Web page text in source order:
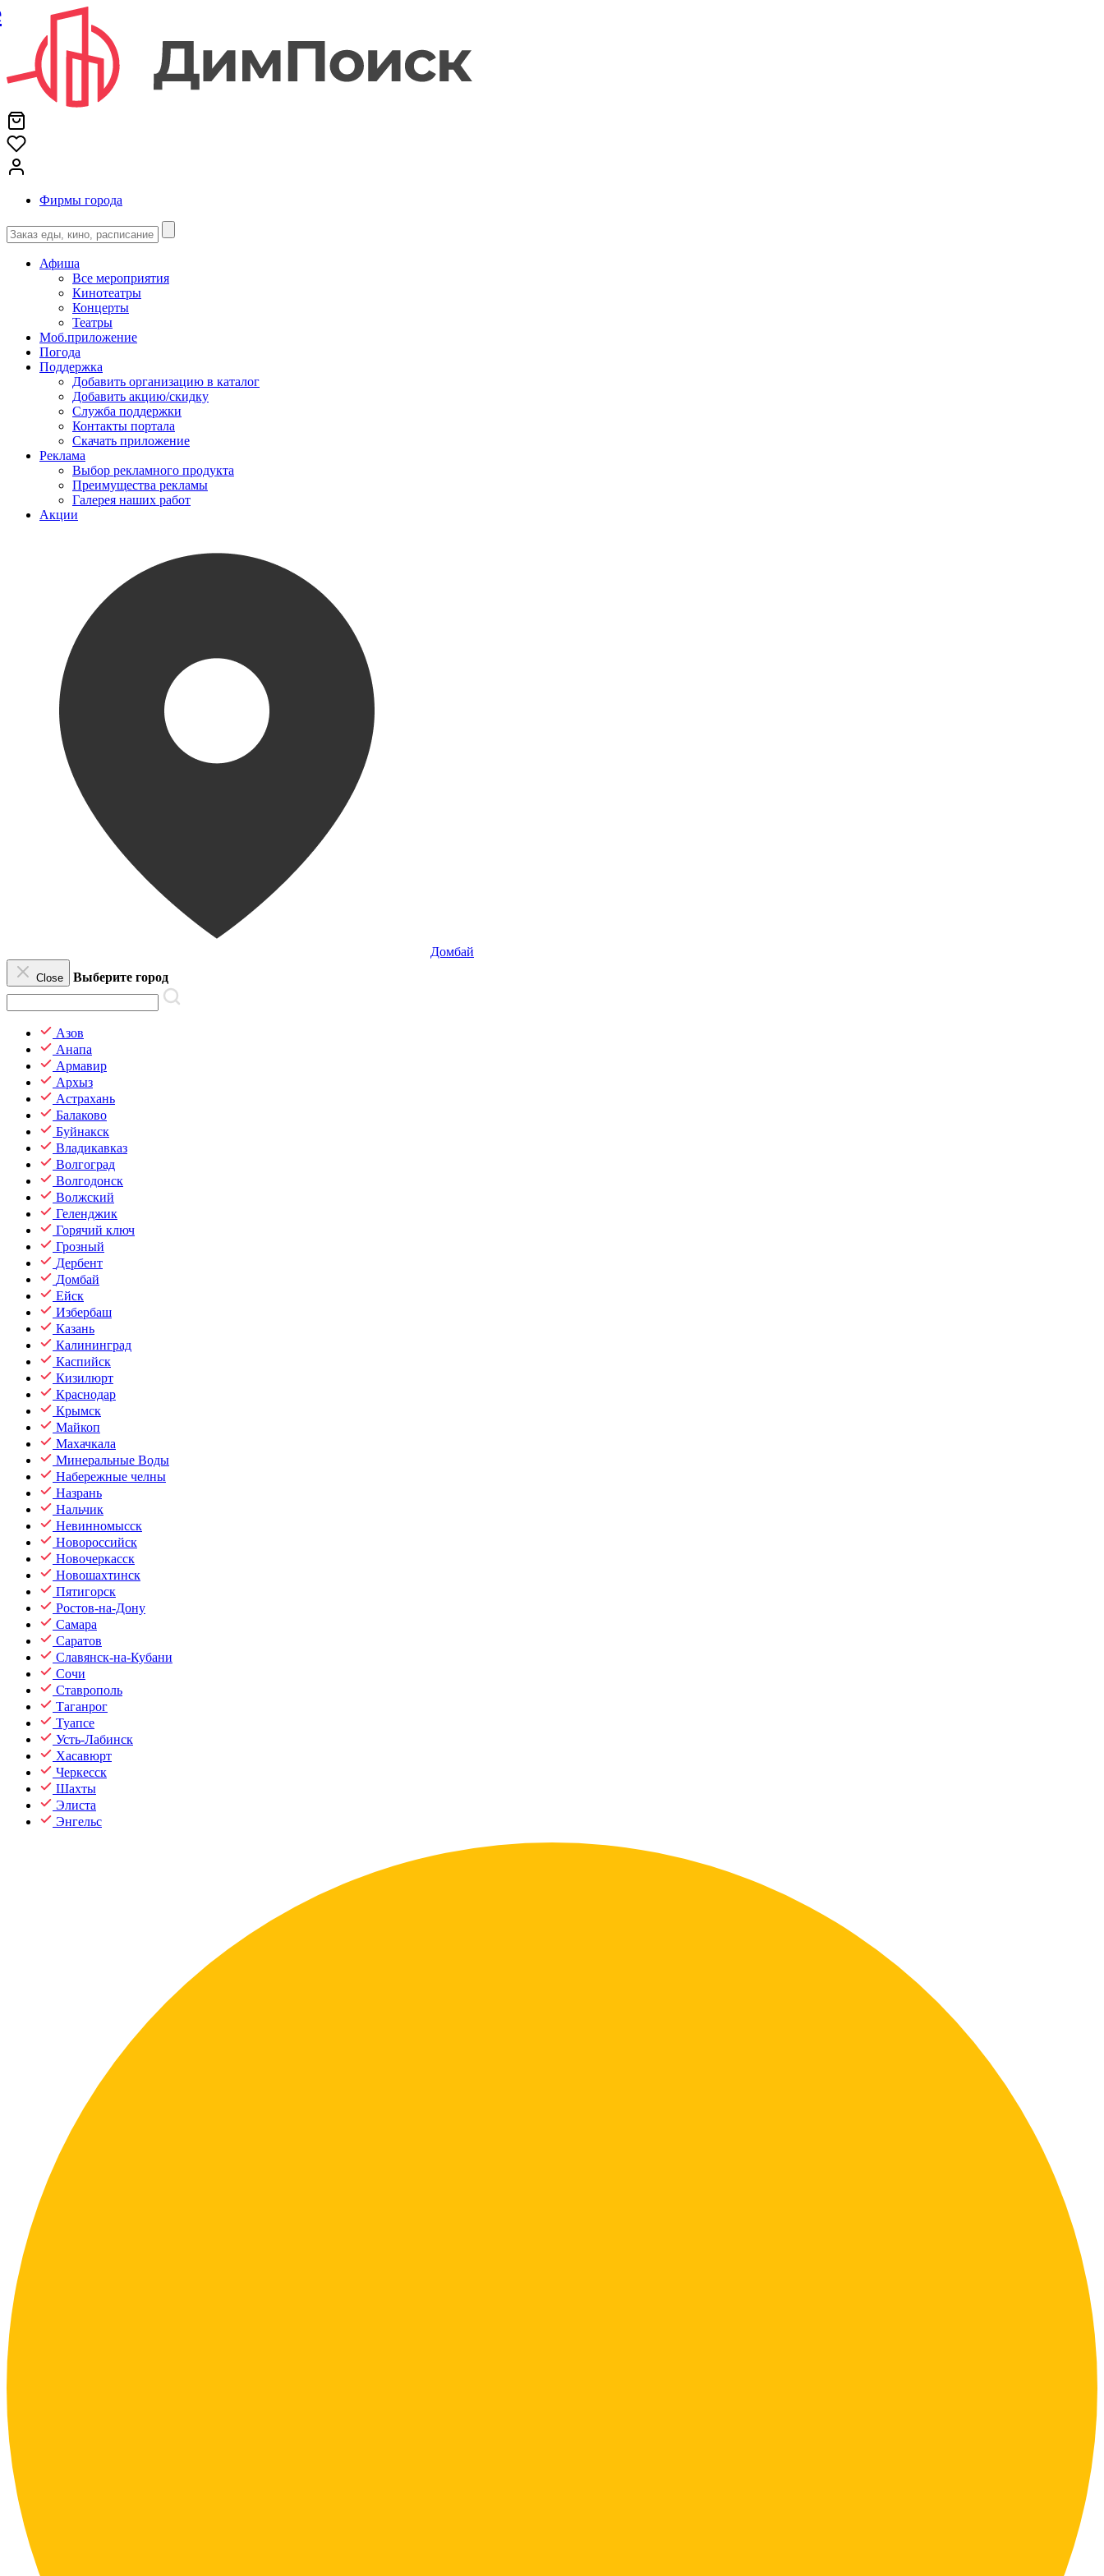
Фирмы города
Афиша
Все мероприятия
Кинотеатры
Концерты
Театры
Моб.приложение
Погода
Поддержка
Добавить организацию в каталог
Добавить акцию/скидку
Служба поддержки
Контакты портала
Скачать приложение
Реклама
Выбор рекламного продукта
Преимущества рекламы
Галерея наших работ
Акции
Домбай
Close Выберите город
Азов
Анапа
Армавир
Архыз
Астрахань
Балаково
Буйнакск
Владикавказ
Волгоград
Волгодонск
Волжский
Геленджик
Горячий ключ
Грозный
Дербент
Домбай
Ейск
Избербаш
Казань
Калининград
Каспийск
Кизилюрт
Краснодар
Крымск
Майкоп
Махачкала
Минеральные Воды
Набережные челны
Назрань
Нальчик
Невинномысск
Новороссийск
Новочеркасск
Новошахтинск
Пятигорск
Ростов-на-Дону
Самара
Саратов
Славянск-на-Кубани
Сочи
Ставрополь
Таганрог
Туапсе
Усть-Лабинск
Хасавюрт
Черкесск
Шахты
Элиста
Энгельс